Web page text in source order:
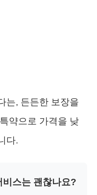
는, 든든한 보장을
약으로 가격을 낮
다.
스는 괜찮나요?